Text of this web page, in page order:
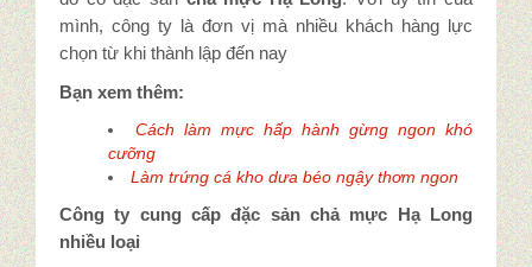
Góc báo chí
Đặc sản Quảng Ninh
mình, công ty là đơn vị mà nhiều khách hàng lực
chọn từ khi thành lập đến nay
Bạn xem thêm:
Cách làm mực hấp hành gừng ngon khó
cưỡng
Làm trứng cá kho dưa béo ngậy thơm ngon
Công ty cung cấp đặc sản chả mực Hạ Long
nhiều loại